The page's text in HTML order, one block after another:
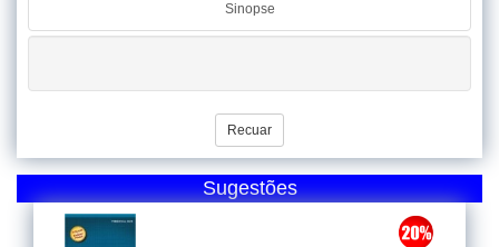
Sinopse
Recuar
Sugestões